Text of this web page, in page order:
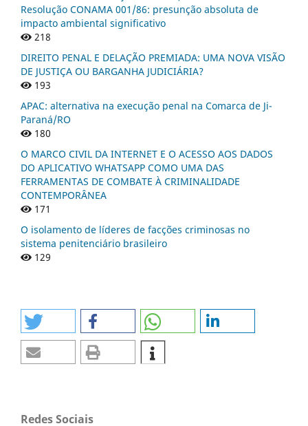
Resolução CONAMA 001/86: presunção absoluta de
impacto ambiental significativo
218
DIREITO PENAL E DELAÇÃO PREMIADA: UMA NOVA VISÃO
DE JUSTIÇA OU BARGANHA JUDICIÁRIA?
193
APAC: alternativa na execução penal na Comarca de Ji-
Paraná/RO
180
O MARCO CIVIL DA INTERNET E O ACESSO AOS DADOS
DO APLICATIVO WHATSAPP COMO UMA DAS
FERRAMENTAS DE COMBATE À CRIMINALIDADE
CONTEMPORÂNEA
171
O isolamento de líderes de facções criminosas no
sistema penitenciário brasileiro
129
Redes Sociais